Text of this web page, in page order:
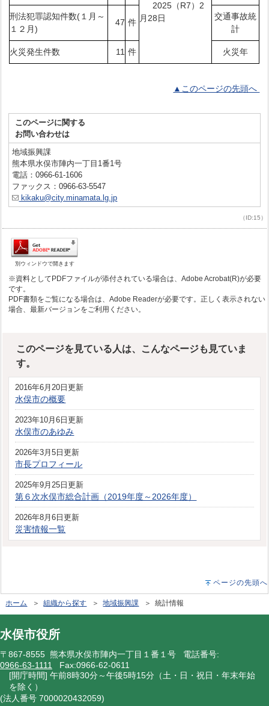
2025（R7）2
月28日
刑法犯罪認知件数(１月～
１２月)
47 件
交通事故統
計
火災発生件数 11 件 火災年
▲このページの先頭へ
このページに関する
お問い合わせは
地域振興課
熊本県水俣市陣内一丁目1番1号
電話：0966-61-1606
ファックス：0966-63-5547
kikaku@city.minamata.lg.jp
（ID:15）
別ウィンドウで開きます
※資料としてPDFファイルが添付されている場合は、Adobe Acrobat(R)が必要
です。
PDF書類をご覧になる場合は、Adobe Readerが必要です。正しく表示されない
場合、最新バージョンをご利用ください。
このページを見ている人は、こんなページも見ていま
す。
2016年6月20日更新
水俣市の概要
2023年10月6日更新
水俣市のあゆみ
2026年3月5日更新
市長プロフィール
2025年9月25日更新
第６次水俣市総合計画（2019年度～2026年度）
2026年8月6日更新
災害情報一覧
ページの先頭へ
ホーム ＞組織から探す ＞地域振興課 ＞ 統計情報
水俣市役所
〒867-8555 熊本県水俣市陣内一丁目１番１号 電話番号:
0966-63-1111 Fax:0966-62-0611
[開庁時間] 午前8時30分～午後5時15分（土・日・祝日・年末年始
を除く）
(法人番号 7000020432059)